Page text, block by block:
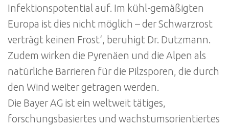
Infektionspotential auf. Im kühl-gemäßigten
Europa ist dies nicht möglich – der Schwarzrost
verträgt keinen Frost‘, beruhigt Dr. Dutzmann.
Zudem wirken die Pyrenäen und die Alpen als
natürliche Barrieren für die Pilzsporen, die durch
den Wind weiter getragen werden.
Die Bayer AG ist ein weltweit tätiges,
forschungsbasiertes und wachstumsorientiertes